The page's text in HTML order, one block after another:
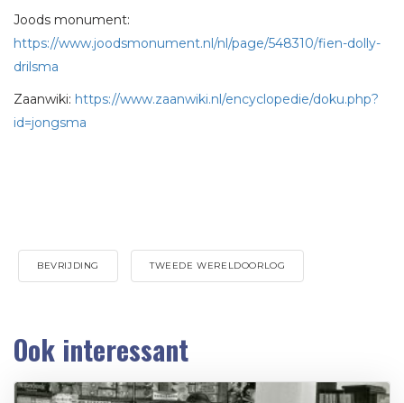
Joods monument:
https://www.joodsmonument.nl/nl/page/548310/fien-dolly-
drilsma
Zaanwiki: https://www.zaanwiki.nl/encyclopedie/doku.php?
id=jongsma
BEVRIJDING TWEEDE WERELDOORLOG
Ook interessant